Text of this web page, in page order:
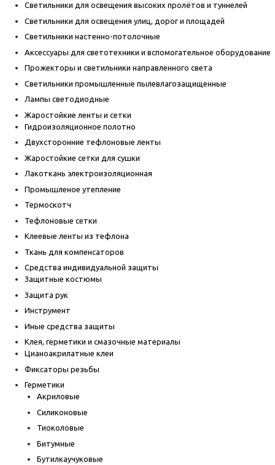
Светильники для освещения высоких пролётов и туннелей
Светильники для освещения улиц, дорог и площадей
Светильники настенно-потолочные
Аксессуары для светотехники и вспомогательное оборудование
Прожекторы и светильники направленного света
Светильники промышленные пылевлагозащищенные
Лампы светодиодные
Жаростойкие ленты и сетки
Гидроизоляционное полотно
Двухсторонние тефлоновые ленты
Жаростойкие сетки для сушки
Лакоткань электроизоляционная
Промышленое утепление
Термоскотч
Тефлоновые сетки
Клеевые ленты из тефлона
Ткань для компенсаторов
Средства индивидуальной защиты
Защитные костюмы
Защита рук
Инструмент
Иные средства защиты
Клея, герметики и смазочные материалы
Цианоакрилатные клеи
Фиксаторы резьбы
Герметики
Акриловые
Силиконовые
Тиоколовые
Битумные
Бутилкаучуковые